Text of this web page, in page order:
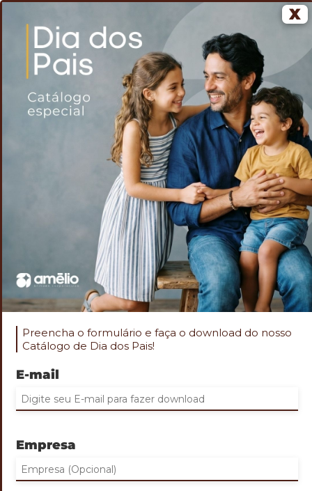
Preencha o formulário e faça o download do nosso
Catálogo de Dia dos Pais!
E-mail
Empresa
X
Caneca Bambu 500ml
Role o mouse na imagem para aproximar
Cod. GAR-2514
Caneca Bambu com parte interna em inox Possui tampa